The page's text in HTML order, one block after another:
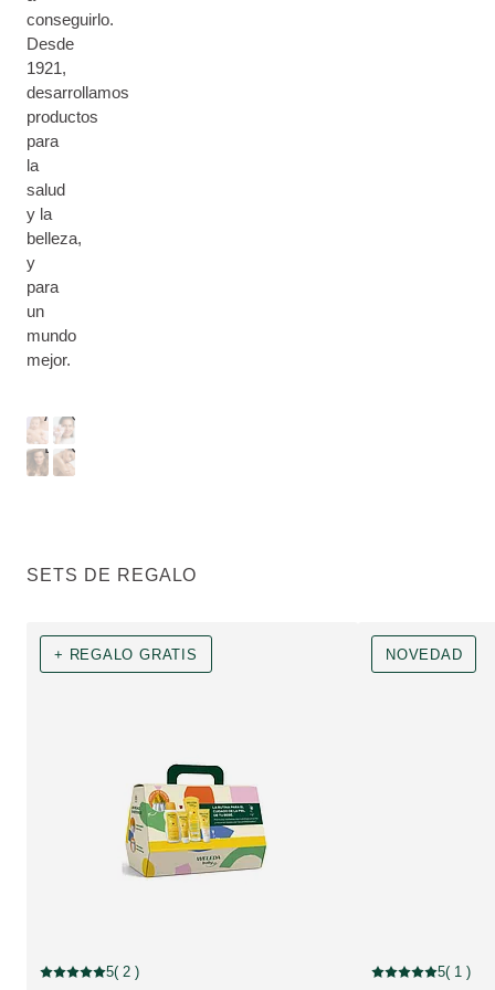
conseguirlo.
Desde
1921,
desarrollamos
productos
para
la
salud
y la
belleza,
y
para
un
mundo
mejor.
B
B
A
Á
O
S
I
N
O
D
C
P
O
SETS DE REGALO
+ REGALO GRATIS
+ REGALO GRATIS
Puntuación: 5 / 5 estrellas 2 valoraciones de usuarios
5( 2 )
NOVEDAD
NOVEDAD
Puntuación: 5 / 5
5( 1 )